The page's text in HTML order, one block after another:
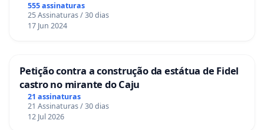
555 assinaturas
25 Assinaturas / 30 dias
17 Jun 2024
Petição contra a construção da estátua de Fidel
castro no mirante do Caju
21 assinaturas
21 Assinaturas / 30 dias
12 Jul 2026